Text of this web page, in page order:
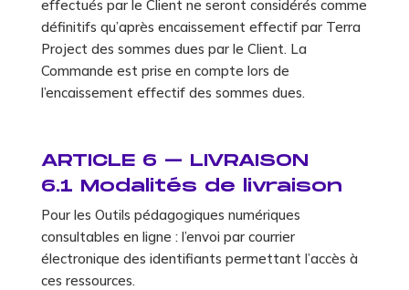
effectués par le Client ne seront considérés comme
définitifs qu’après encaissement effectif par Terra
Project des sommes dues par le Client. La
Commande est prise en compte lors de
l’encaissement effectif des sommes dues.
ARTICLE 6 – LIVRAISON
6.1 Modalités de livraison
Pour les Outils pédagogiques numériques
consultables en ligne : l’envoi par courrier
électronique des identifiants permettant l’accès à
ces ressources.